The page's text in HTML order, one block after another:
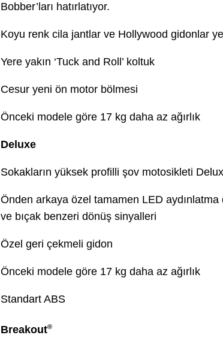
Bobber’ları hatırlatıyor.
Koyu renk cila jantlar ve Hollywood gidonlar
Yere yakın ‘Tuck and Roll’ koltuk
Cesur yeni ön motor bölmesi
Önceki modele göre 17 kg daha az ağırlık
Deluxe
Sokakların yüksek profilli şov motosikleti
Önden arkaya özel tamamen LED aydınlatma
ve bıçak benzeri dönüş sinyalleri
Özel geri çekmeli gidon
Önceki modele göre 17 kg daha az ağırlık
Standart ABS
Breakout®